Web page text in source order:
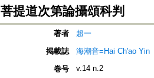
菩提道次第論攝頌科判
著者
超一
掲載誌
海潮音=Hai Ch'ao Yin
巻号
v.14 n.2